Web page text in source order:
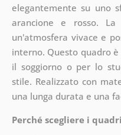
elegantemente su uno
arancione e rosso.
un'atmosfera vivace e
interno. Questo quadro
il soggiorno o per lo
stile. Realizzato con
una lunga durata e una
Perché scegliere i